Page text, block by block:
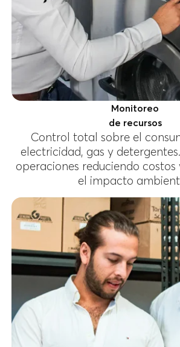
Monitoreo
de recursos
Control total sobre el
electricidad, gas y
operaciones reduciendo
el impacto